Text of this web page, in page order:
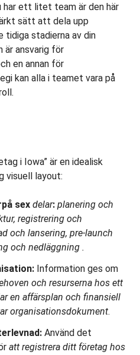
har ett litet team är den här
sätt att dela upp
tidiga stadierna av din
är ansvarig för
en annan för
kan alla i teamet vara på
i Iowa” är en idealisk
visuell layout:
på sex delar: planering och
registrering och
och lansering, pre-launch
och nedläggning .
Information ges om
och resurserna hos ett
en affärsplan och finansiell
organisationsdokument.
Använd det
att registrera ditt företag hos